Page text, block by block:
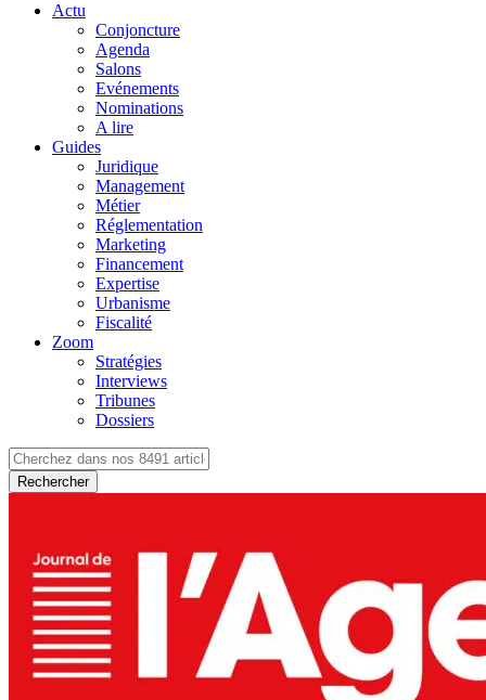
Actu
Conjoncture
Agenda
Salons
Evénements
Nominations
A lire
Guides
Juridique
Management
Métier
Réglementation
Marketing
Financement
Expertise
Urbanisme
Fiscalité
Zoom
Stratégies
Interviews
Tribunes
Dossiers
Rechercher